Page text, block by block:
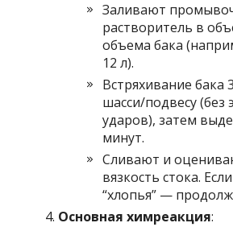
Заливают
растворитель в
объема бака
12 л).
Встряхивание бака
шасси/подвесу (без
ударов), затем
минут.
Сливают и
вязкость стока.
“хлопья” —
Основная химреакция: